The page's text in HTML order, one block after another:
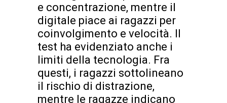
e concentrazione, mentre il
digitale piace ai ragazzi per
coinvolgimento e velocità. Il
test ha evidenziato anche i
limiti della tecnologia. Fra
questi, i ragazzi sottolineano
il rischio di distrazione,
mentre le ragazze indicano